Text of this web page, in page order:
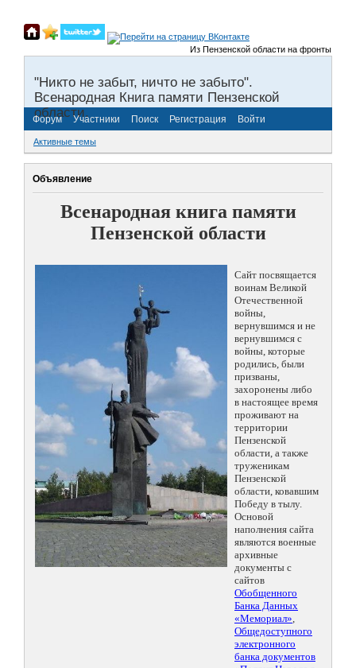
Из Пензенской области на фронты
"Никто не забыт, ничто не забыто".
Всенародная Книга памяти Пензенской
области.
Форум Участники Поиск Регистрация Войти
Активные темы
Объявление
Всенародная книга памяти
Пензенской области
Сайт посвящается
воинам Великой
Отечественной
войны,
вернувшимся и не
вернувшимся с
войны, которые
родились, были
призваны,
захоронены либо
в настоящее время
проживают на
территории
Пензенской
области, а также
труженикам
Пензенской
области, ковавшим
Победу в тылу.
Основой
наполнения сайта
являются военные
архивные
документы с
сайтов
Обобщенного
Банка Данных
«Мемориал»,
Общедоступного
электронного
банка документов